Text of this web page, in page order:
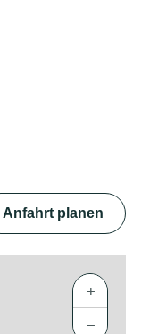
Anfahrt planen
+
−